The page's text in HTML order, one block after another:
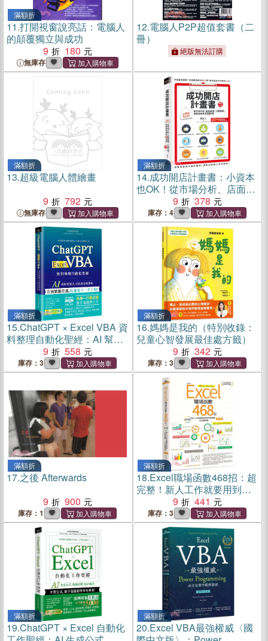
滿額折
11.打開視窗說亮話：電腦人
的顛覆獨立與成功
9
180
無庫存
12.電腦人P2P超值套書（二
冊）
絕版無法訂購
滿額折
13.超級電腦人體繪畫
9
792
無庫存
滿額折
14.成功開店計畫書：小資本
也OK！從市場分析、店面經
營、行銷規劃，你要做的是
這25件事
9 378
庫存：4
滿額折
15.ChatGPT × Excel VBA 資
料整理自動化聖經：AI 幫你
寫程式，百倍速完成報表
9 558
庫存：3
滿額折
16.媽媽是我的（特別收錄：
兒童心智發展最佳處方籤）
9
342
庫存：3
滿額折
17.之後 Afterwards
9
900
庫存：1
滿額折
18.Excel職場函數468招：超
完整！新人工作就要用到的
計算函數+公式範例集
9 441
庫存：3
滿額折
19.ChatGPT × Excel 自動化
滿額折
20.Excel VBA最強權威〈國